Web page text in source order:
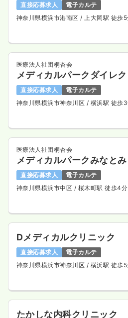
直接応募求人
電子カルテ
神奈川県横浜市港南区/ 上大岡駅 徒歩5
医療法人社団桐杏会
メディカルパークダイレ
直接応募求人
電子カルテ
神奈川県横浜市神奈川区 / 横浜駅 徒歩
医療法人社団桐杏会
メディカルパークみなと
直接応募求人
電子カルテ
神奈川県横浜市中区 / 桜木町駅 徒歩4分
Dメディカルクリニック
直接応募求人
電子カルテ
神奈川県横浜市神奈川区 / 横浜駅 徒歩5
たかしな内科クリニック